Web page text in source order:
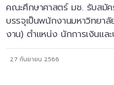
คณะศึกษาศาสตร์ มช. รับสมั
บรรจุเป็นพนักงานมหาวิทยา
งาน) ตำแหน่ง นักการเงินแล
27 กันยายน 2566